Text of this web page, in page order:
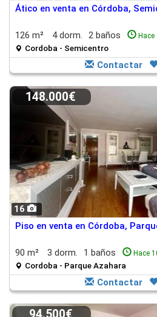
Ático en venta en Córdoba,
126 m² 4 dorm. 2 baños
Cordoba - Semicentro
Contactar
16
148.000€
Piso en venta en Córdoba,
90 m² 3 dorm. 1 baños Hace
Cordoba - Parque Azahara
Contactar